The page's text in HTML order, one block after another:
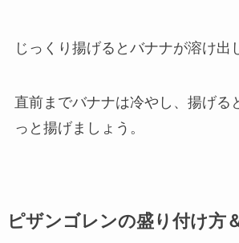
じっくり揚げるとバナナが溶け出
直前までバナナは冷やし、揚げる
っと揚げましょう。
ピザンゴレンの盛り付け方